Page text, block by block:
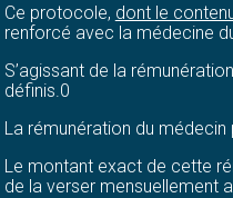
Ce protocole, dont le
renforcé avec la médecine
S’agissant de la
définis.0
La rémunération du
Le montant exact de cette
de la verser mensuellement